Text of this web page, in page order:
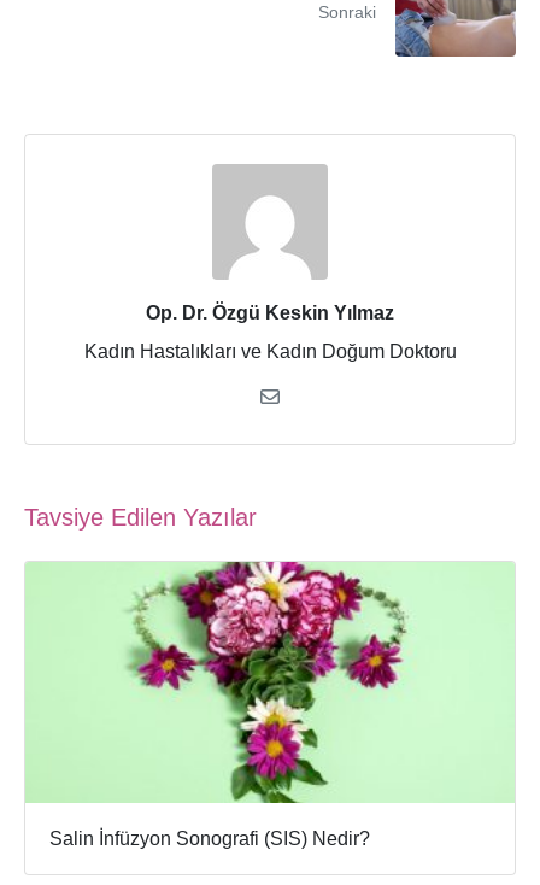
Sonraki
Op. Dr. Özgü Keskin Yılmaz
Kadın Hastalıkları ve Kadın Doğum Doktoru
Tavsiye Edilen Yazılar
Salin İnfüzyon Sonografi (SIS) Nedir?